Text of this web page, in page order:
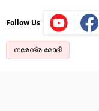
Follow Us
നരേന്ദ്ര മോദി